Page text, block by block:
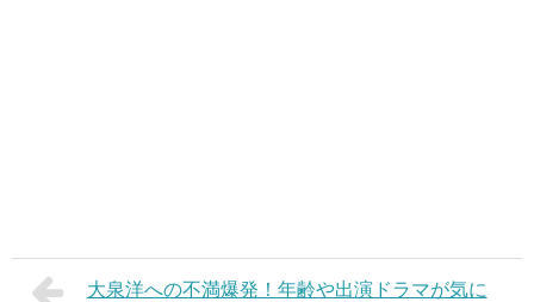
大泉洋への不満爆発！年齢や出演ドラマが気に